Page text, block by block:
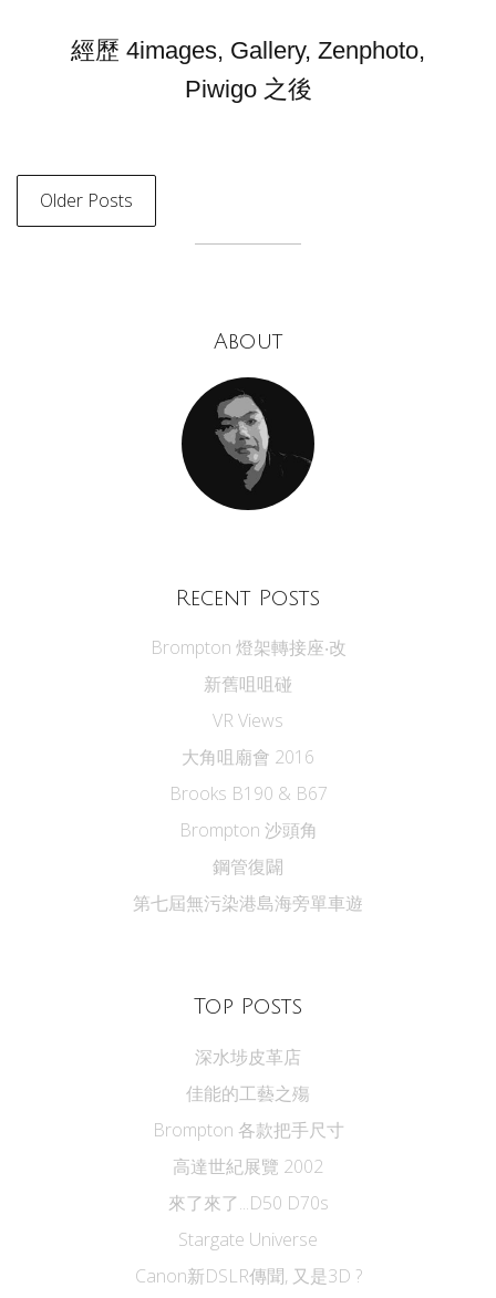
經歷 4images, Gallery, Zenphoto,
Piwigo 之後
Older Posts
About
Recent Posts
Brompton 燈架轉接座‧改
新舊咀咀碰
VR Views
大角咀廟會 2016
Brooks B190 & B67
Brompton 沙頭角
鋼管復闢
第七屆無污染港島海旁單車遊
Top Posts
深水埗皮革店
佳能的工藝之殤
Brompton 各款把手尺寸
高達世紀展覽 2002
來了來了...D50 D70s
Stargate Universe
Canon新DSLR傳聞, 又是3D ?